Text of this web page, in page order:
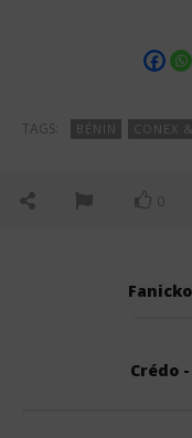
TAGS: BÉNIN CONEX
0
Crédo